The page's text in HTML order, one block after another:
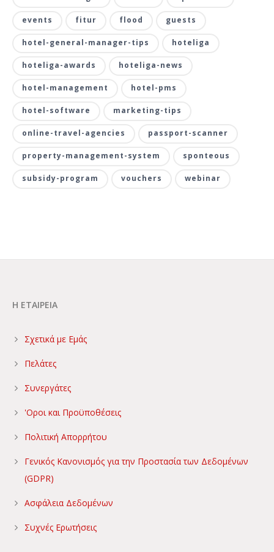
events fitur flood guests
hotel-general-manager-tips hoteliga
hoteliga-awards hoteliga-news
hotel-management hotel-pms
hotel-software marketing-tips
online-travel-agencies passport-scanner
property-management-system sponteous
subsidy-program vouchers webinar
Η ΕΤΑΙΡΕΙΑ
Σχετικά με Εμάς
Πελάτες
Συνεργάτες
'Οροι και Προϋποθέσεις
Πολιτική Απορρήτου
Γενικός Κανονισμός για την Προστασία των Δεδομένων
(GDPR)
Ασφάλεια Δεδομένων
Συχνές Ερωτήσεις